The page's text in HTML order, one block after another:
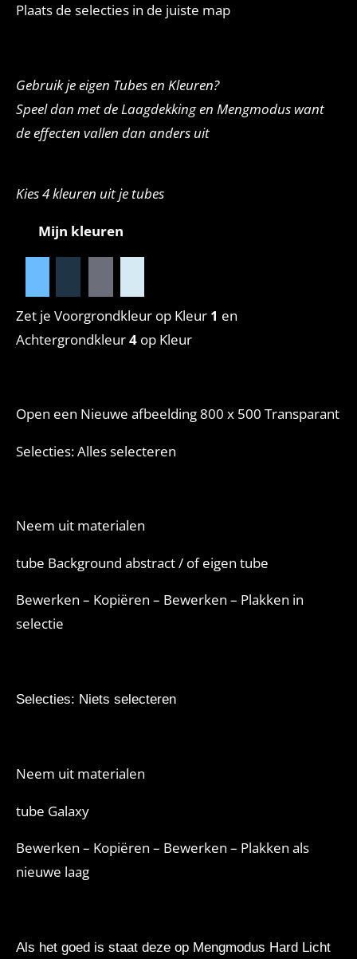
Plaats de selecties in de juiste map
Gebruik je eigen Tubes en Kleuren?
Speel dan met de Laagdekking en Mengmodus want
de effecten vallen dan anders uit
Kies 4 kleuren uit je tubes
Mijn kleuren
Zet je Voorgrondkleur op Kleur 1 en
Achtergrondkleur4 op Kleur
Open een Nieuwe afbeelding 800 x 500 Transparant
Selecties: Alles selecteren
Neem uit materialen
tube Background abstract / of eigen tube
Bewerken – Kopiëren – Bewerken – Plakken in
selectie
Selecties: Niets selecteren
Neem uit materialen
tube Galaxy
Bewerken – Kopiëren – Bewerken – Plakken als
nieuwe laag
Als het goed is staat deze op Mengmodus Hard Licht